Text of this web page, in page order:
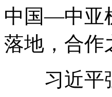
中国—中亚
落地，合作
习近平强